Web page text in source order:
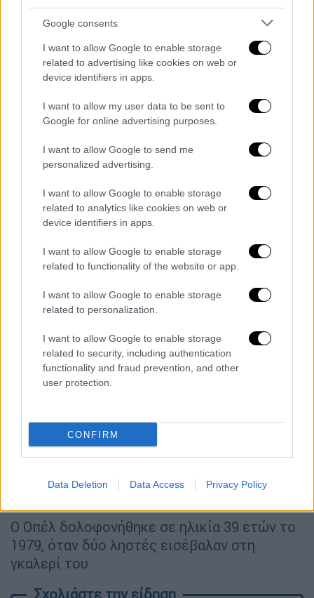
Google consents
I want to allow Google to enable storage
related to advertising like cookies on web or
device identifiers in apps.
I want to allow my user data to be sent to
Google for online advertising purposes.
I want to allow Google to send me
personalized advertising.
I want to allow Google to enable storage
related to analytics like cookies on web or
device identifiers in apps.
I want to allow Google to enable storage
related to functionality of the website or app.
I want to allow Google to enable storage
related to personalization.
I want to allow Google to enable storage
related to security, including authentication
functionality and fraud prevention, and other
user protection.
CONFIRM
Data Deletion Data Access Privacy Policy
γυμνός στη σκηνή κρατώντας ένα χαρτί
η στιγμή που ο Τζίμι Κίμελ προλόγιζε την
απονομή του Όσκαρ για τα Καλύτερα
Θέλοντας, αφενός, να τονίσει το πόσο
σημαντικά είναι τα κοστούμια και, αφετέρου,
να κάνει μία σύνδεση με τα Όσκαρ πριν από
Συγκεκριμένα, η κίνηση αυτή ήταν μια
αναφορά στονακτιβιστή και φωτογράφο
Ρόμπερτ Οπέλ, ο οποίος το 1974 έτρεξε
γυμνός στη σκηνή, διακόπτοντας την 46η
τελετή απονομής των Όσκαρ την ώρα που ο
Ντέιβιντ Νίβεν προσφωνούσε την
Ελίζαμπεθ Τέιλορ.
Ο Οπέλ δολοφονήθηκε σε ηλικία 39 ετών το
1979, όταν δύο ληστές εισέβαλαν στη
γκαλερί του.